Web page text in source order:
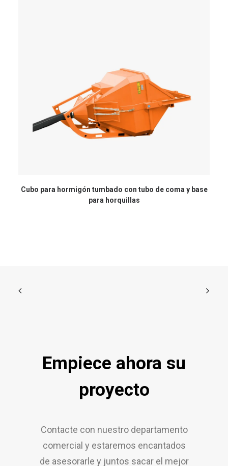
Cubo para hormigón tumbado con tubo de coma y base
para horquillas
Empiece ahora su
proyecto
Contacte con nuestro departamento
comercial y estaremos encantados
de asesorarle y juntos sacar el mejor